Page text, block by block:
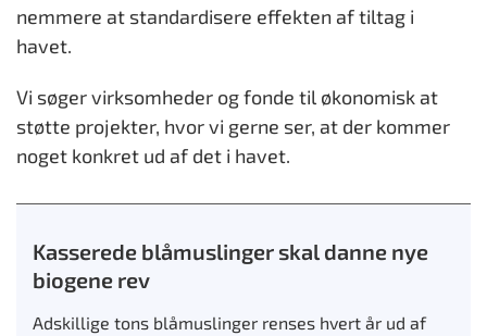
nemmere at standardisere effekten af tiltag i
havet.
Vi søger virksomheder og fonde til økonomisk at
støtte projekter, hvor vi gerne ser, at der kommer
noget konkret ud af det i havet.
Kasserede blåmuslinger skal danne nye
biogene rev
Adskillige tons blåmuslinger renses hvert år ud af